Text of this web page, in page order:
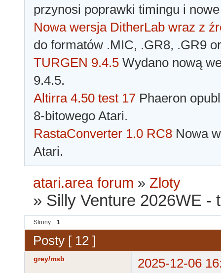
przynosi poprawki timingu i
Nowa wersja DitherLab wraz z
do formatów .MIC, .GR8, .GR9
TURGEN 9.4.5 Wydano nową
9.4.5.
Altirra 4.50 test 17 Phaeron
8-bitowego Atari.
RastaConverter 1.0 RC8 Nowa
Atari.
atari.area forum » Zloty
» Silly Venture 2026WE -
Strony 1
Posty [ 12 ]
grey/msb
2025-12-06